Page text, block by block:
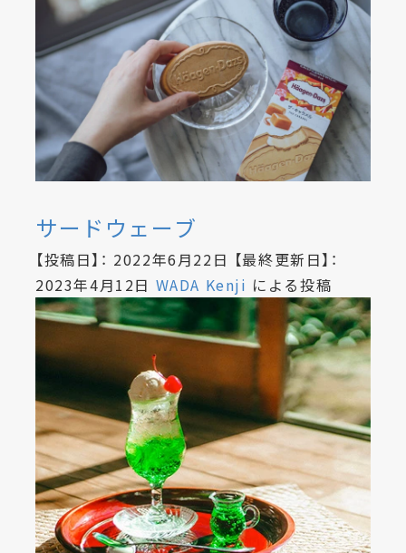
サードウェーブ
【投稿日】： 2022年6月22日 【最終更新日】：
2023年4月12日 WADA Kenji による投稿